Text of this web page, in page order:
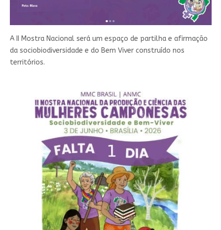
A II Mostra Nacional será um espaço de partilha e afirmação
da sociobiodiversidade e do Bem Viver construído nos
territórios.